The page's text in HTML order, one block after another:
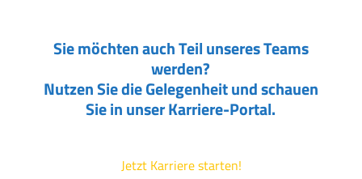
Sie möchten auch Teil unseres Teams
werden?
Nutzen Sie die Gelegenheit und schauen
Sie in unser Karriere-Portal.
Jetzt Karriere starten!